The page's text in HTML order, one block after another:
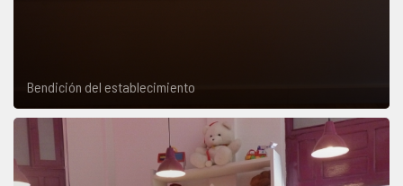
Bendición del establecimiento